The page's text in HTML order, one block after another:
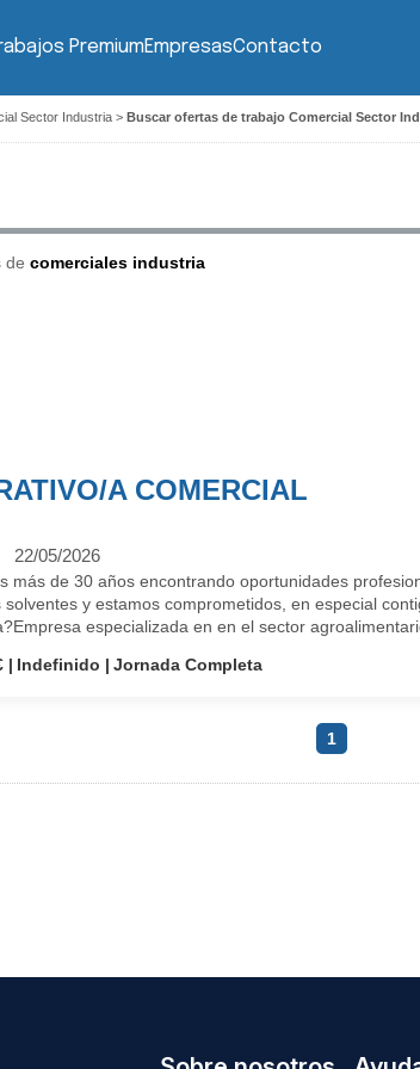
PremiumEmpresasContacto
Sector Industria > Buscar ofertas de trabajo Comercial Sector
de comerciales industria
A COMERCIAL
22/05/2026
más de 30 años encontrando oportunidades
y estamos comprometidos, en especial
especializada en en el sector
Indefinido Jornada Completa
1